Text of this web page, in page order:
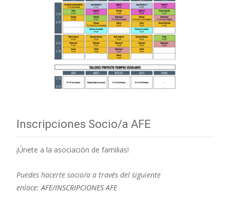
Inscripciones Socio/a AFE
¡Únete a la asociación de familias!
Puedes hacerte socio/a a través del siguiente
enlace: AFE/INSCRIPCIONES AFE